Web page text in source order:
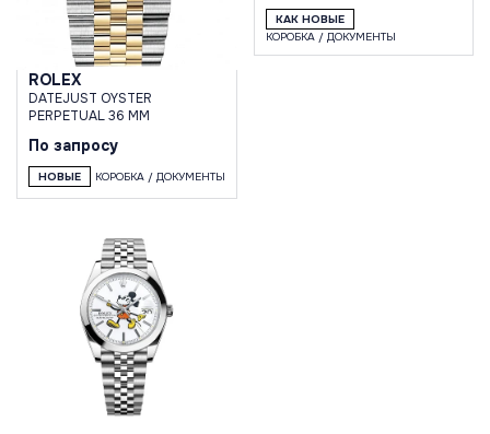
ROLEX
DATEJUST OYSTER
PERPETUAL 36 MM
По запросу
НОВЫЕ КОРОБКА / ДОКУМЕНТЫ
КАК НОВЫЕ
КОРОБКА / ДОКУМЕНТЫ